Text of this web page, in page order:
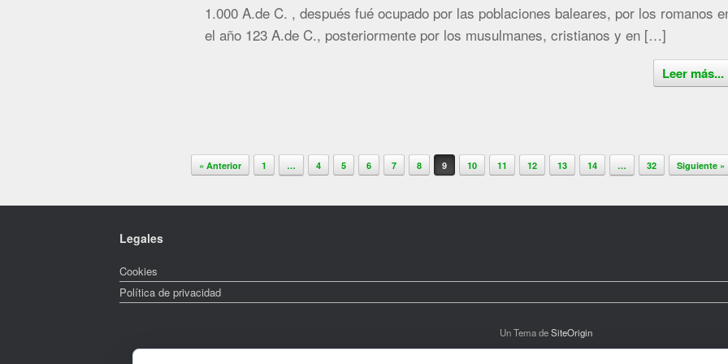
1.000 A.de C. , después fué ocupado por las poblaciones baleares, por los romanos
el año 123 A.de C., posteriormente por los musulmanes, cristianos y en […]
Leer más...
Navegador de artículos« Anterior 1 … 4 5 6 7 8 9 10 11 12 13 14 … 32 Siguiente »
Legales
Cookies
Política de privacidad
Un Tema deSiteOrigin